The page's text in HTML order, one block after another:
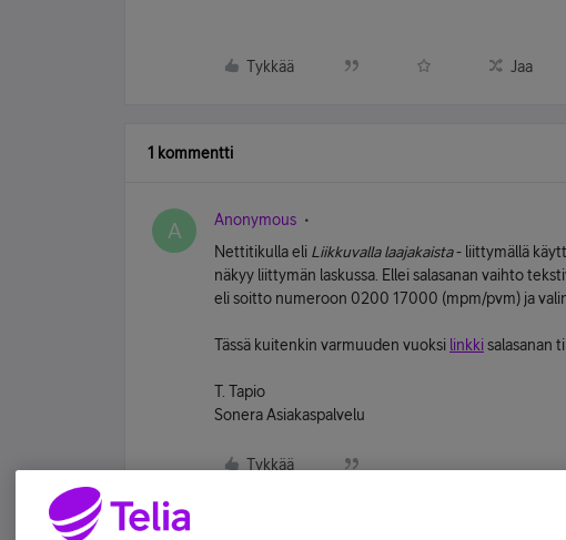
Tykkää Jaa
1 kommentti
A Anonymous
Nettitikulla eli Liikkuvalla laajakaista- liittymällä
näkyy liittymän laskussa. Ellei salasanan vaihto
eli soitto numeroon 0200 17000 (mpm/pvm) ja
Tässä kuitenkin varmuuden vuoksi linkkisalasanan
T. Tapio
Sonera Asiakaspalvelu
Tykkää